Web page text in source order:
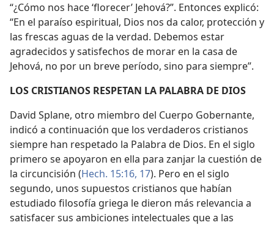
“¿Cómo nos hace ‘florecer’ Jehová?”. Entonces explicó:
“En el paraíso espiritual, Dios nos da calor, protección y
las frescas aguas de la verdad. Debemos estar
agradecidos y satisfechos de morar en la casa de
Jehová, no por un breve período, sino para siempre”.
LOS CRISTIANOS RESPETAN LA PALABRA DE DIOS
David Splane, otro miembro del Cuerpo Gobernante,
indicó a continuación que los verdaderos cristianos
siempre han respetado la Palabra de Dios. En el siglo
primero se apoyaron en ella para zanjar la cuestión de
la circuncisión (Hech. 15:16, 17). Pero en el siglo
segundo, unos supuestos cristianos que habían
estudiado filosofía griega le dieron más relevancia a
satisfacer sus ambiciones intelectuales que a las